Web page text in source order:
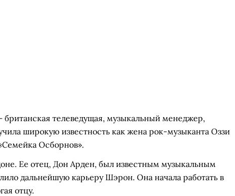
телеведущая, музыкальный менеджер,
широкую известность как жена рок-музыканта Оззи
Осборнов».
Ее отец, Дон Арден, был известным музыкальным
дальнейшую карьеру Шэрон. Она начала работать в
отцу.